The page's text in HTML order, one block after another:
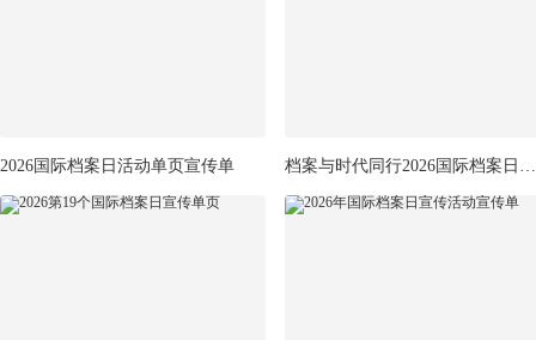
2026国际档案日活动单页宣传单 档案与时代同行2026国际档案日宣传单